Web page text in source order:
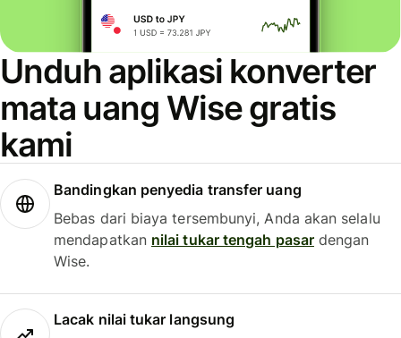
Unduh aplikasi konverter
mata uang Wise gratis
kami
Bandingkan penyedia transfer uang
Bebas dari biaya tersembunyi, Anda akan selalu
mendapatkan nilai tukar tengah pasardengan
Wise.
Lacak nilai tukar langsung